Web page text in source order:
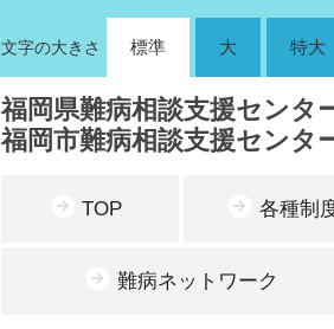
文字の大きさ 標準 大 特大
福岡県難病相談支援センタ
福岡市難病相談支援センタ
TOP 各種制
難病ネットワーク